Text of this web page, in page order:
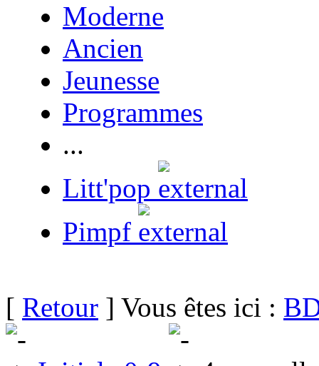
Moderne
Ancien
Jeunesse
Programmes
...
Litt'pop
Pimpf
[ Retour ] Vous êtes ici :